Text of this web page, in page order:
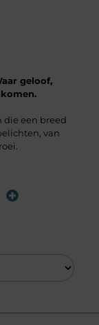
geloof,
die een breed
van